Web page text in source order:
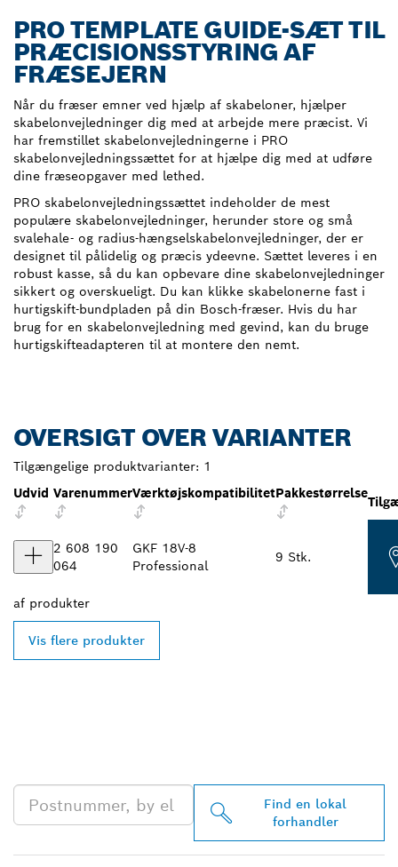
PRO TEMPLATE GUIDE-SÆT TIL
PRÆCISIONSSTYRING AF
FRÆSEJERN
Når du fræser emner ved hjælp af skabeloner, hjælper
skabelonvejledninger dig med at arbejde mere præcist. Vi
har fremstillet skabelonvejledningerne i PRO
skabelonvejledningssættet for at hjælpe dig med at udføre
dine fræseopgaver med lethed.
PRO skabelonvejledningssættet indeholder de mest
populære skabelonvejledninger, herunder store og små
svalehale- og radius-hængselskabelonvejledninger, der er
designet til pålidelig og præcis ydeevne. Sættet leveres i en
robust kasse, så du kan opbevare dine skabelonvejledninger
sikkert og overskueligt. Du kan klikke skabelonerne fast i
hurtigskift-bundpladen på din Bosch-fræser. Hvis du har
brug for en skabelonvejledning med gevind, kan du bruge
hurtigskifteadapteren til at montere den nemt.
OVERSIGT OVER VARIANTER
Tilgængelige produktvarianter: 1
Udvid VarenummerVærktøjskompatibilitetPakkestørrelse
2 608 190
064
GKF 18V-8
Professional
9 Stk.
af produkter
Vis flere produkter
Find en lokal
forhandler